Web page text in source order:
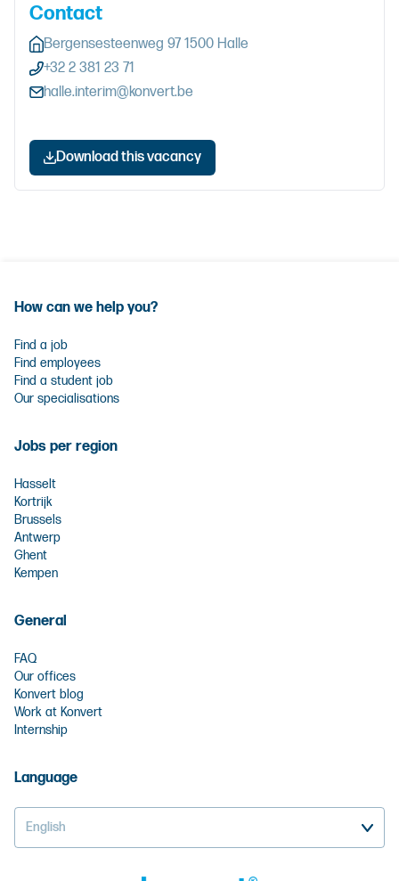
Contact
Bergensesteenweg 97 1500 Halle
+32 2 381 23 71
halle.interim@konvert.be
Download this vacancy
How can we help you?
Find a job
Find employees
Find a student job
Our specialisations
Jobs per region
Hasselt
Kortrijk
Brussels
Antwerp
Ghent
Kempen
General
FAQ
Our offices
Konvert blog
Work at Konvert
Internship
Language
English